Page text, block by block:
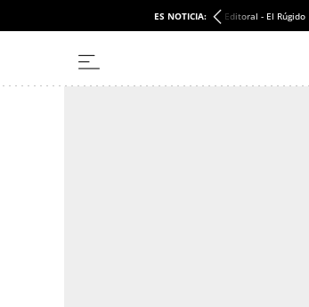
ES NOTICIA: Editoral - El Rúgido